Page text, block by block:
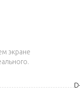
экране